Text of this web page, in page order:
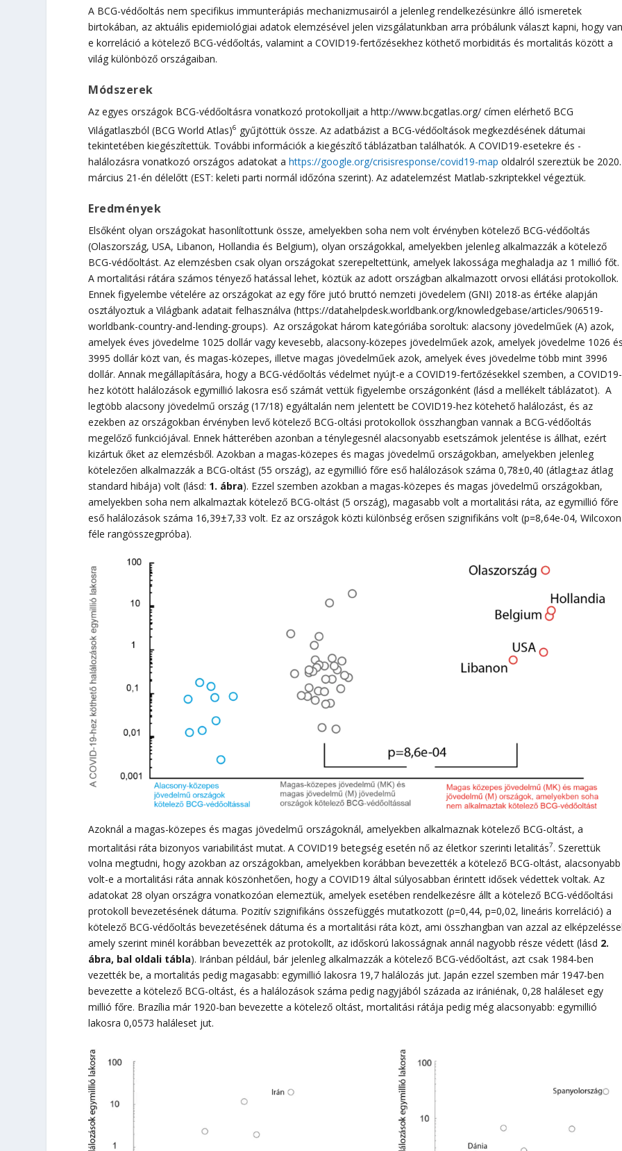
A BCG-védőoltás nem specifikus immunterápiás mechanizmusairól a jelenleg rendelkezésünkre álló ismeretek
birtokában, az aktuális epidemiológiai adatok elemzésével jelen vizsgálatunkban arra próbálunk választ kapni, hogy
e korreláció a kötelező BCG-védőoltás, valamint a COVID19-fertőzésekhez köthető morbiditás és mortalitás között a
világ különböző országaiban.
Módszerek
Az egyes országok BCG-védőoltásra vonatkozó protokolljait a http://www.bcgatlas.org/ címen elérhető BCG
Világatlaszból (BCG World Atlas)6 gyűjtöttük össze. Az adatbázist a BCG-védőoltások megkezdésének dátumai
tekintetében kiegészítettük. További információk a kiegészítő táblázatban találhatók. A COVID19-esetekre és -
halálozásra vonatkozó országos adatokat ahttps://google.org/crisisresponse/covid19-map oldalról szereztük be 2020.
március 21-én délelőtt (EST: keleti parti normál időzóna szerint). Az adatelemzést Matlab-szkriptekkel végeztük.
Eredmények
Elsőként olyan országokat hasonlítottunk össze, amelyekben soha nem volt érvényben kötelező BCG-védőoltás
(Olaszország, USA, Libanon, Hollandia és Belgium), olyan országokkal, amelyekben jelenleg alkalmazzák a kötelező
BCG-védőoltást. Az elemzésben csak olyan országokat szerepeltettünk, amelyek lakossága meghaladja az 1 millió főt.
A mortalitási rátára számos tényező hatással lehet, köztük az adott országban alkalmazott orvosi ellátási protokollok.
Ennek figyelembe vételére az országokat az egy főre jutó bruttó nemzeti jövedelem (GNI) 2018-as értéke alapján
osztályoztuk a Világbank adatait felhasználva (https://datahelpdesk.worldbank.org/knowledgebase/articles/906519-
worldbank-country-and-lending-groups). Az országokat három kategóriába soroltuk: alacsony jövedelműek (A) azok,
amelyek éves jövedelme 1025 dollár vagy kevesebb, alacsony-közepes jövedelműek azok, amelyek jövedelme 1026
3995 dollár közt van, és magas-közepes, illetve magas jövedelműek azok, amelyek éves jövedelme több mint 3996
dollár. Annak megállapítására, hogy a BCG-védőoltás védelmet nyújt-e a COVID19-fertőzésekkel szemben, a COVID19-
hez kötött halálozások egymillió lakosra eső számát vettük figyelembe országonként (lásd a mellékelt táblázatot). A
legtöbb alacsony jövedelmű ország (17/18) egyáltalán nem jelentett be COVID19-hez kötehető halálozást, és az
ezekben az országokban érvényben levő kötelező BCG-oltási protokollok összhangban vannak a BCG-védőoltás
megelőző funkciójával. Ennek hátterében azonban a ténylegesnél alacsonyabb esetszámok jelentése is állhat, ezért
kizártuk őket az elemzésből. Azokban a magas-közepes és magas jövedelmű országokban, amelyekben jelenleg
kötelezően alkalmazzák a BCG-oltást (55 ország), az egymillió főre eső halálozások száma 0,78±0,40 (átlag±az átlag
standard hibája) volt (lásd: 1. ábra). Ezzel szemben azokban a magas-közepes és magas jövedelmű országokban,
amelyekben soha nem alkalmaztak kötelező BCG-oltást (5 ország), magasabb volt a mortalitási ráta, az egymillió főre
eső halálozások száma 16,39±7,33 volt. Ez az országok közti különbség erősen szignifikáns volt (p=8,64e-04,
féle rangösszegpróba).
Azoknál a magas-közepes és magas jövedelmű országoknál, amelyekben alkalmaznak kötelező BCG-oltást, a
mortalitási ráta bizonyos variabilitást mutat. A COVID19 betegség esetén nő az életkor szerinti letalitás7. Szerettük
volna megtudni, hogy azokban az országokban, amelyekben korábban bevezették a kötelező BCG-oltást, alacsonyabb
volt-e a mortalitási ráta annak köszönhetően, hogy a COVID19 által súlyosabban érintett idősek védettek voltak. Az
adatokat 28 olyan országra vonatkozóan elemeztük, amelyek esetében rendelkezésre állt a kötelező BCG-védőoltási
protokoll bevezetésének dátuma. Pozitív szignifikáns összefüggés mutatkozott (ρ=0,44, p=0,02, lineáris korreláció) a
kötelező BCG-védőoltás bevezetésének dátuma és a mortalitási ráta közt, ami összhangban van azzal az
amely szerint minél korábban bevezették az protokollt, az időskorú lakosságnak annál nagyobb része védett (lásd 2.
ábra, bal oldali tábla). Iránban például, bár jelenleg alkalmazzák a kötelező BCG-védőoltást, azt csak 1984-ben
vezették be, a mortalitás pedig magasabb: egymillió lakosra 19,7 halálozás jut. Japán ezzel szemben már 1947-ben
bevezette a kötelező BCG-oltást, és a halálozások száma pedig nagyjából százada az irániénak, 0,28 haláleset egy
millió főre. Brazília már 1920-ban bevezette a kötelező oltást, mortalitási rátája pedig még alacsonyabb: egymillió
lakosra 0,0573 haláleset jut.